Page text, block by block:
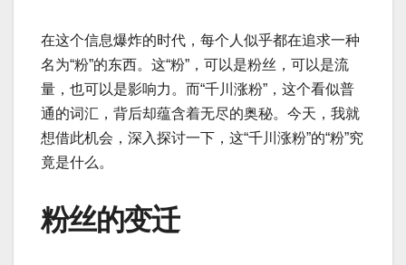
在这个信息爆炸的时代，每个人似乎都在追求一种
名为“粉”的东西。这“粉”，可以是粉丝，可以是流
量，也可以是影响力。而“千川涨粉”，这个看似普
通的词汇，背后却蕴含着无尽的奥秘。今天，我就
想借此机会，深入探讨一下，这“千川涨粉”的“粉”究
竟是什么。
粉丝的变迁